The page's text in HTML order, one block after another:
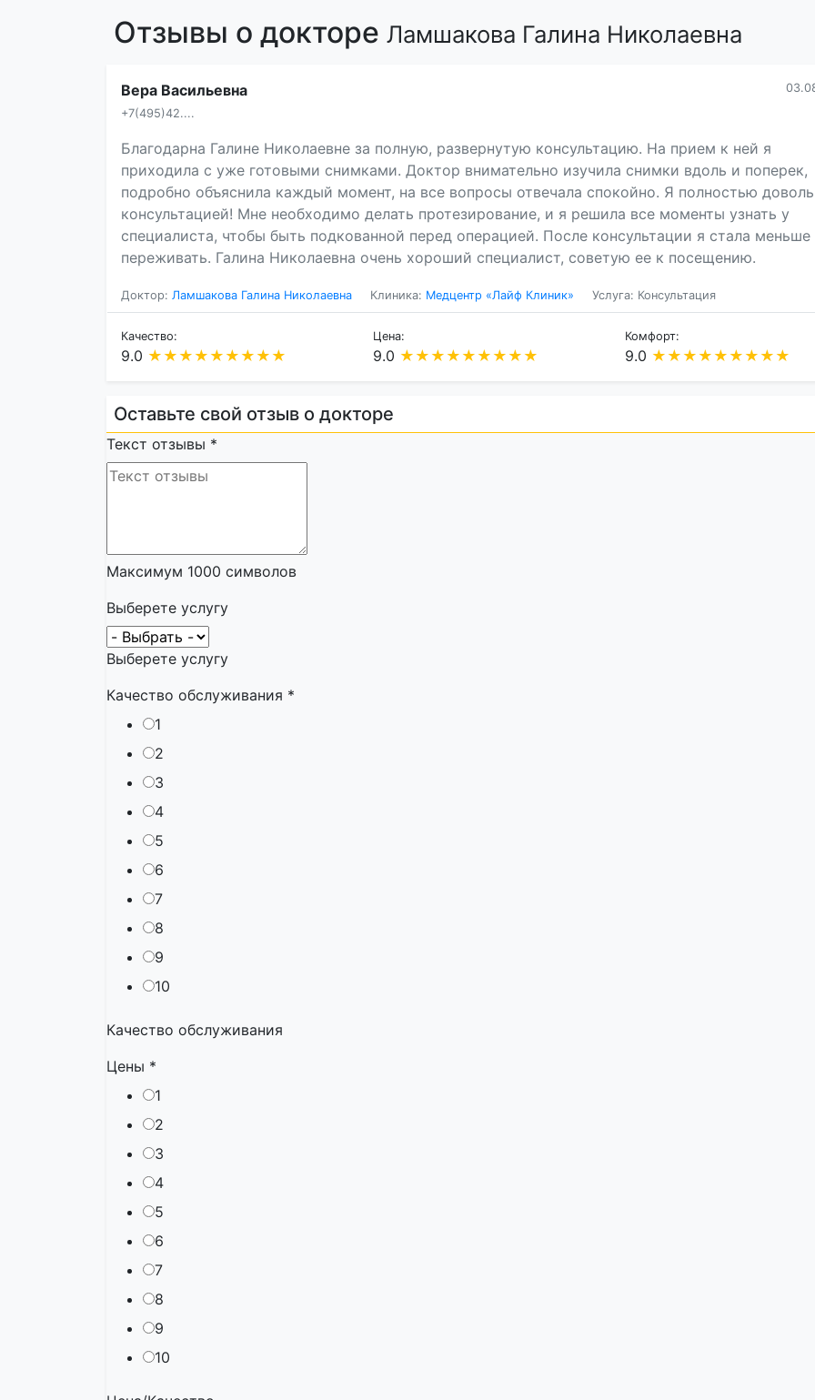
Отзывы о докторе Ламшакова Галина Николаевна
Вера Васильевна
+7(495)42....
Благодарна Галине Николаевне за полную, развернутую консультацию. На прием к ней я
приходила с уже готовыми снимками. Доктор внимательно изучила снимки вдоль и поперек,
подробно объяснила каждый момент, на все вопросы отвечала спокойно. Я полностью
консультацией! Мне необходимо делать протезирование, и я решила все моменты узнать у
специалиста, чтобы быть подкованной перед операцией. После консультации я стала меньше
переживать. Галина Николаевна очень хороший специалист, советую ее к посещению.
Доктор: Ламшакова Галина Николаевна Клиника: Медцентр «Лайф Клиник» Услуга: Консультация
Качество:
9.0 ★ ★ ★ ★ ★ ★ ★ ★ ★
Цена:
9.0 ★ ★ ★ ★ ★ ★ ★ ★ ★
Комфорт:
9.0 ★ ★ ★ ★ ★ ★ ★ ★ ★
Оставьте свой отзыв о докторе
Текст отзывы *
Максимум 1000 символов
Выберете услугу
Выберете услугу
Качество обслуживания *
1
2
3
4
5
6
7
8
9
10
Качество обслуживания
Цены *
1
2
3
4
5
6
7
8
9
10